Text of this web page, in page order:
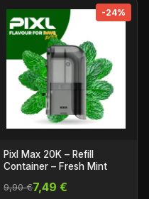
-24%
Pixl Max 20K – Refill
Container – Fresh Mint
9,90 €7,49 €